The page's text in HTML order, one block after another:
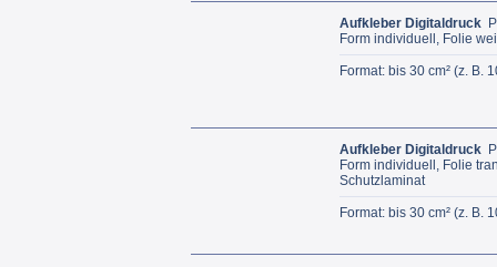
Aufkleber Digitaldruck
Form individuell, Folie
Format: bis 30 cm² (z. B.
Aufkleber Digitaldruck
Form individuell, Folie
Schutzlaminat
Format: bis 30 cm² (z. B.